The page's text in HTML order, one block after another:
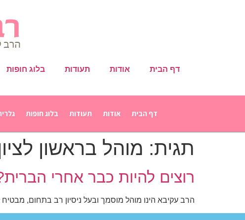
דף הבית אודות תעודות בלוג חופות
דף הבית אודות תעודות בלוג חופות
תגית: מוהל בראשון
רוצים להיות כבר אחרי
הרב עקיבא הינו מוהל מוסמך ובעל ניסיון רב בתחום,